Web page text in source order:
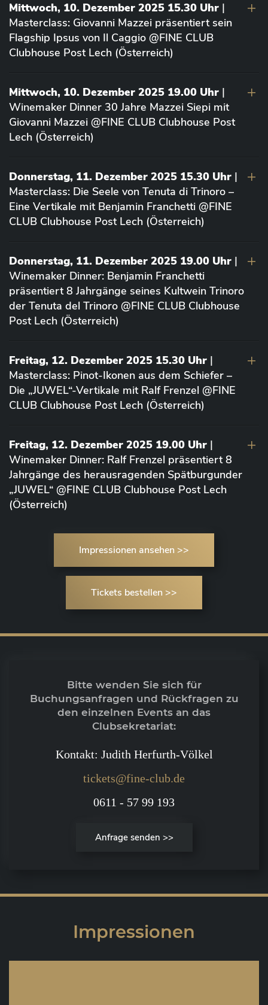
Mittwoch, 10. Dezember 2025 15.30 Uhr |
Masterclass: Giovanni Mazzei präsentiert sein
Flagship Ipsus von Il Caggio @FINE CLUB
Clubhouse Post Lech (Österreich)
Mittwoch, 10. Dezember 2025 19.00 Uhr |
Winemaker Dinner 30 Jahre Mazzei Siepi mit
Giovanni Mazzei @FINE CLUB Clubhouse Post
Lech (Österreich)
Donnerstag, 11. Dezember 2025 15.30 Uhr |
Masterclass: Die Seele von Tenuta di Trinoro –
Eine Vertikale mit Benjamin Franchetti @FINE
CLUB Clubhouse Post Lech (Österreich)
Donnerstag, 11. Dezember 2025 19.00 Uhr |
Winemaker Dinner: Benjamin Franchetti
präsentiert 8 Jahrgänge seines Kultwein Trinoro
der Tenuta del Trinoro @FINE CLUB Clubhouse
Post Lech (Österreich)
Freitag, 12. Dezember 2025 15.30 Uhr |
Masterclass: Pinot-Ikonen aus dem Schiefer –
Die „JUWEL“-Vertikale mit Ralf Frenzel @FINE
CLUB Clubhouse Post Lech (Österreich)
Freitag, 12. Dezember 2025 19.00 Uhr |
Winemaker Dinner: Ralf Frenzel präsentiert 8
Jahrgänge des herausragenden Spätburgunder
„JUWEL“ @FINE CLUB Clubhouse Post Lech
(Österreich)
Impressionen ansehen >>
Tickets bestellen >>
Bitte wenden Sie sich für
Buchungsanfragen und Rückfragen zu
den einzelnen Events an das
Clubsekretariat:
Kontakt: Judith Herfurth-Völkel
tickets@fine-club.de
0611 - 57 99 193
Anfrage senden >>
Impressionen